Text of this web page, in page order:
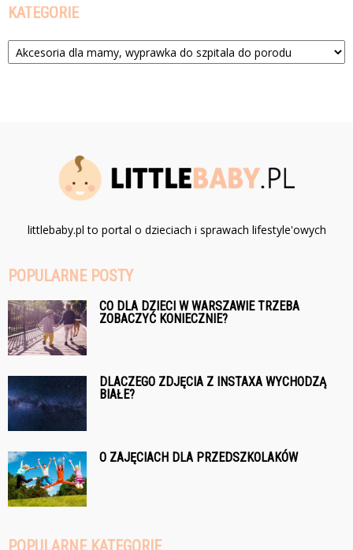
KATEGORIE
Kategorie
littlebaby.pl to portal o dzieciach i sprawach lifestyle'owych
POPULARNE POSTY
CO DLA DZIECI W WARSZAWIE TRZEBA
ZOBACZYĆ KONIECZNIE?
DLACZEGO ZDJĘCIA Z INSTAXA WYCHODZĄ
BIAŁE?
O ZAJĘCIACH DLA PRZEDSZKOLAKÓW
POPULARNE KATEGORIE